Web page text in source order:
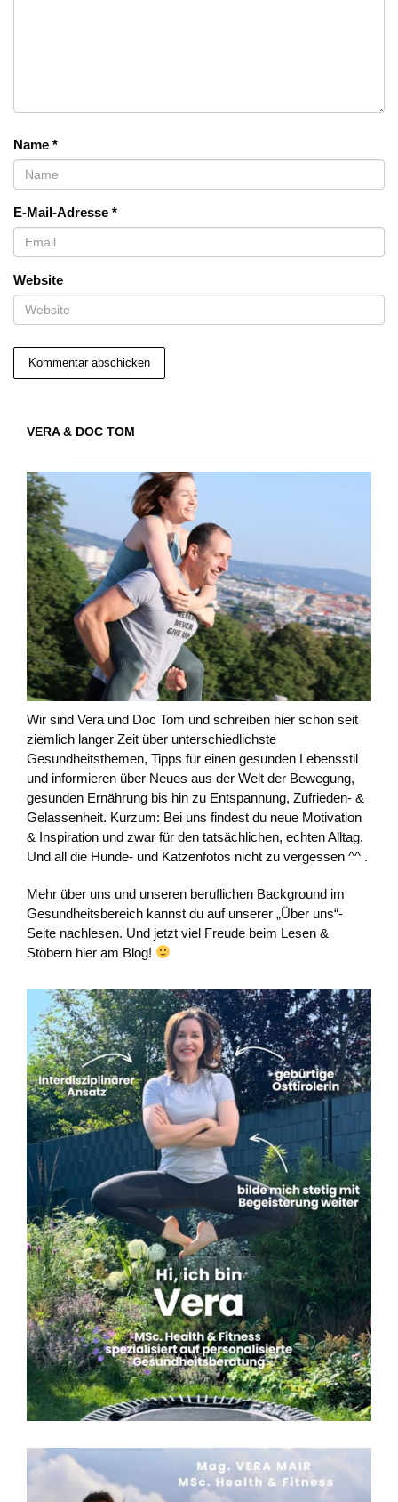
Name *
E-Mail-Adresse *
Website
VERA & DOC TOM
Wir sind Vera und Doc Tom und schreiben hier schon seit
ziemlich langer Zeit über unterschiedlichste
Gesundheitsthemen, Tipps für einen gesunden Lebensstil
und informieren über Neues aus der Welt der Bewegung,
gesunden Ernährung bis hin zu Entspannung, Zufrieden- &
Gelassenheit. Kurzum: Bei uns findest du neue Motivation
& Inspiration und zwar für den tatsächlichen, echten Alltag.
Und all die Hunde- und Katzenfotos nicht zu vergessen ^^ .
Mehr über uns und unseren beruflichen Background im
Gesundheitsbereich kannst du auf unserer „Über uns“-
Seite nachlesen. Und jetzt viel Freude beim Lesen &
Stöbern hier am Blog!